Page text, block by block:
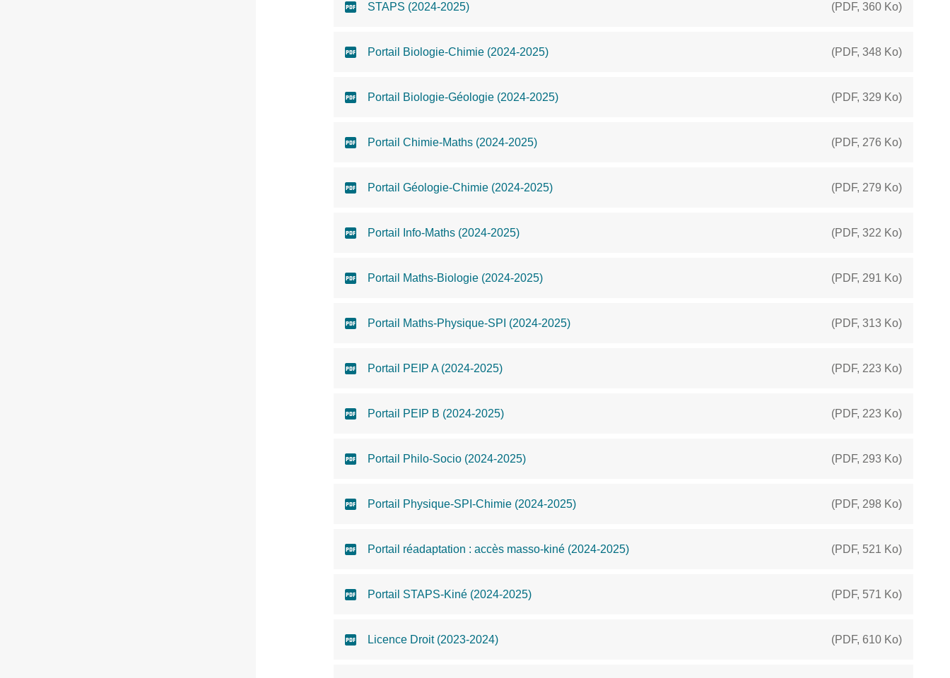
STAPS (2024-2025) (PDF, 360 Ko)
Portail Biologie-Chimie (2024-2025) (PDF, 348 Ko)
Portail Biologie-Géologie (2024-2025) (PDF, 329 Ko)
Portail Chimie-Maths (2024-2025) (PDF, 276 Ko)
Portail Géologie-Chimie (2024-2025) (PDF, 279 Ko)
Portail Info-Maths (2024-2025) (PDF, 322 Ko)
Portail Maths-Biologie (2024-2025) (PDF, 291 Ko)
Portail Maths-Physique-SPI (2024-2025) (PDF, 313 Ko)
Portail PEIP A (2024-2025) (PDF, 223 Ko)
Portail PEIP B (2024-2025) (PDF, 223 Ko)
Portail Philo-Socio (2024-2025) (PDF, 293 Ko)
Portail Physique-SPI-Chimie (2024-2025) (PDF, 298 Ko)
Portail réadaptation : accès masso-kiné (2024-2025) (PDF, 521 Ko)
Portail STAPS-Kiné (2024-2025) (PDF, 571 Ko)
Licence Droit (2023-2024) (PDF, 610 Ko)